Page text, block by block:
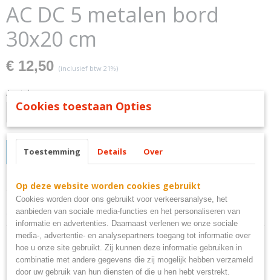
AC DC 5 metalen bord
30x20 cm
€ 12,50 (inclusief btw 21%)
Aantal
IN WINKELWAGEN
Omschrijving
ac dc bord metaal
Cookies toestaan Opties
Toestemming Details Over
Op deze website worden cookies gebruikt
Cookies worden door ons gebruikt voor verkeersanalyse, het
aanbieden van sociale media-functies en het personaliseren van
informatie en advertenties. Daarnaast verlenen we onze sociale
media-, advertentie- en analysepartners toegang tot informatie over
hoe u onze site gebruikt. Zij kunnen deze informatie gebruiken in
combinatie met andere gegevens die zij mogelijk hebben verzameld
door uw gebruik van hun diensten of die u hen hebt verstrekt.